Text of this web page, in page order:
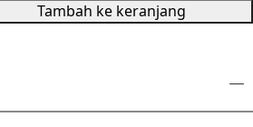
Tambah ke keranjang